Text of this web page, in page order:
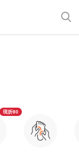
現折80